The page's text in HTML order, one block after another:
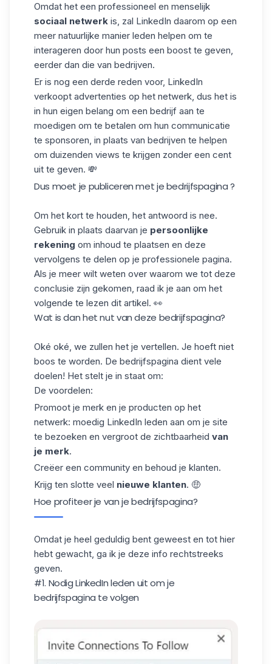
Omdat het een professioneel en menselijk
sociaal netwerk is, zal LinkedIn daarom op een
meer natuurlijke manier leden helpen om te
interageren door hun posts een boost te geven,
eerder dan die van bedrijven.
Er is nog een derde reden voor, LinkedIn
verkoopt advertenties op het netwerk, dus het is
in hun eigen belang om een bedrijf aan te
moedigen om te betalen om hun communicatie
te sponsoren, in plaats van bedrijven te helpen
om duizenden views te krijgen zonder een cent
uit te geven. 💸
Dus moet je publiceren met je bedrijfspagina ?
Om het kort te houden, het antwoord is nee.
Gebruik in plaats daarvan je persoonlijke
rekening om inhoud te plaatsen en deze
vervolgens te delen op je professionele pagina.
Als je meer wilt weten over waarom we tot deze
conclusie zijn gekomen, raad ik je aan om het
volgende te lezen dit artikel. 👀
Wat is dan het nut van deze bedrijfspagina?
Oké oké, we zullen het je vertellen. Je hoeft niet
boos te worden. De bedrijfspagina dient vele
doelen! Het stelt je in staat om:
De voordelen:
Promoot je merk en je producten op het
netwerk: moedig LinkedIn leden aan om je site
te bezoeken en vergroot de zichtbaarheid van
je merk.
Creëer een community en behoud je klanten.
Krijg ten slotte veel nieuwe klanten. 🤑
Hoe profiteer je van je bedrijfspagina?
Omdat je heel geduldig bent geweest en tot hier
hebt gewacht, ga ik je deze info rechtstreeks
geven.
#1. Nodig LinkedIn leden uit om je
bedrijfspagina te volgen